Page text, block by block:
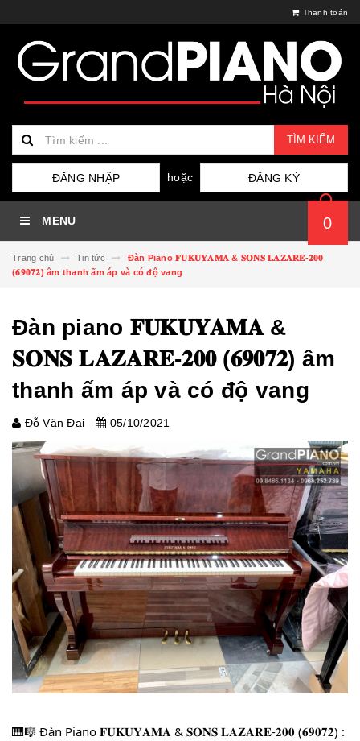
Thanh toán
TÌM KIẾM
ĐĂNG NHẬP hoặc ĐĂNG KÝ
MENU 0
Trang chủ Tin tức
Đàn Piano 𝐅𝐔𝐊𝐔𝐘𝐀𝐌𝐀 & 𝐒𝐎𝐍𝐒 𝐋𝐀𝐙𝐀𝐑𝐄-𝟐𝟎𝟎
(𝟔𝟗𝟎𝟕𝟐) âm thanh ấm áp và có độ vang
Đàn piano 𝐅𝐔𝐊𝐔𝐘𝐀𝐌𝐀 &
𝐒𝐎𝐍𝐒 𝐋𝐀𝐙𝐀𝐑𝐄-𝟐𝟎𝟎 (𝟔𝟗𝟎𝟕𝟐) âm
thanh ấm áp và có độ vang
Đỗ Văn Đại 05/10/2021
🎹🎼 Đàn Piano 𝐅𝐔𝐊𝐔𝐘𝐀𝐌𝐀 & 𝐒𝐎𝐍𝐒 𝐋𝐀𝐙𝐀𝐑𝐄-𝟐𝟎𝟎 (𝟔𝟗𝟎𝟕𝟐) :